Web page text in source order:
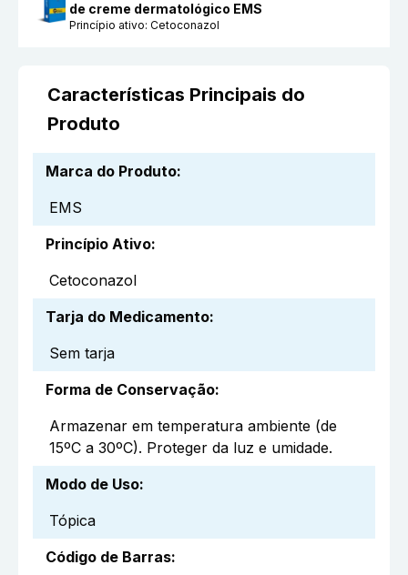
de creme dermatológico EMS
Princípio ativo:Cetoconazol
Características Principais do
Produto
Marca do Produto:
EMS
Princípio Ativo:
Cetoconazol
Tarja do Medicamento:
Sem tarja
Forma de Conservação:
Armazenar em temperatura ambiente (de
15ºC a 30ºC). Proteger da luz e umidade.
Modo de Uso:
Tópica
Código de Barras: